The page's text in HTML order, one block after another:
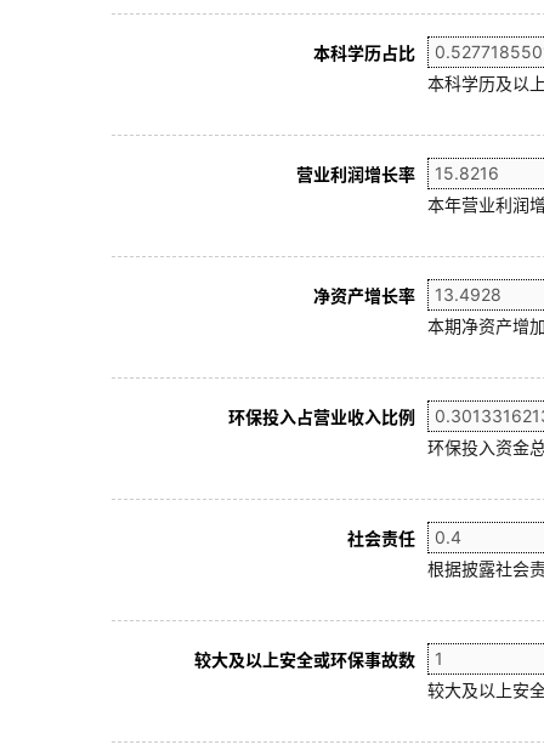
本科学历占比
本科学历及以
营业利润增长率
本年营业利润
净资产增长率
本期净资产增
环保投入占营业收入比例
环保投入资金
社会责任
根据披露社会
较大及以上安全或环保事故数
较大及以上安